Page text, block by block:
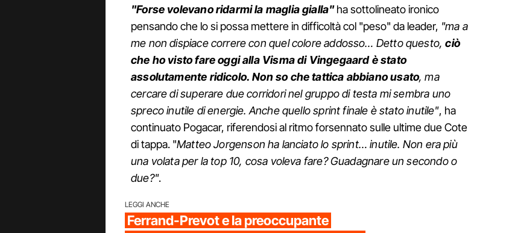
"Forse volevano ridarmi la maglia gialla"ha sottolineato ironico
pensando che lo si possa mettere in difficoltà col "peso" da leader, "ma a
me non dispiace correre con quel colore addosso… Detto questo,ciò
che ho visto fare oggi alla Visma di Vingegaard è stato
assolutamente ridicolo. Non so che tattica abbiano usato, ma
cercare di superare due corridori nel gruppo di testa mi sembra uno
spreco inutile di energie. Anche quello sprint finale è stato inutile", ha
continuato Pogacar, riferendosi al ritmo forsennato sulle ultime due Cote
di tappa. "Matteo Jorgenson ha lanciato lo sprint… inutile. Non era più
una volata per la top 10, cosa voleva fare? Guadagnare un secondo o
due?".
LEGGI ANCHE
Ferrand-Prevot e la preoccupante